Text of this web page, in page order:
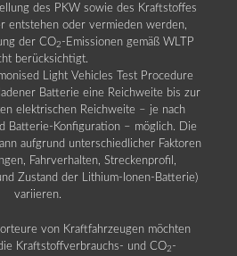
des PKW sowie des Kraftstoffes
entstehen oder vermieden werden,
der CO2 -Emissionen gemäß WLTP
berücksichtigt.
Light Vehicles Test Procedure
Batterie eine Reichweite bis zur
elektrischen Reichweite – je nach
Batterie-Konfiguration – möglich. Die
aufgrund unterschiedlicher Faktoren
Fahrverhalten, Streckenprofil,
Zustand der Lithium-Ionen-Batterie)
variieren.
von Kraftfahrzeugen möchten
Kraftstoffverbrauchs- und CO2 -